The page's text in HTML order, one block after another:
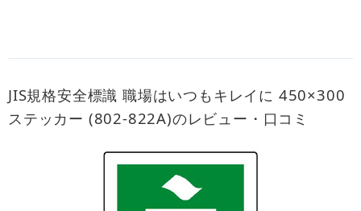
JIS規格安全標識 職場はいつもキレイに 450×300
ステッカー (802-822A)のレビュー・口コミ